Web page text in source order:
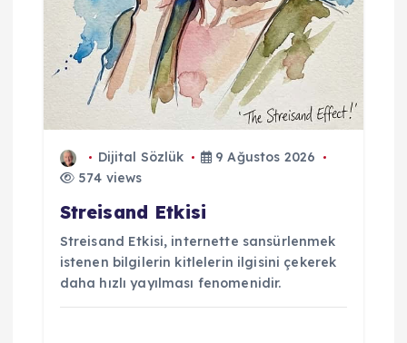
Dijital Sözlük
9 Ağustos 2026
574 views
Streisand Etkisi
Streisand Etkisi, internette sansürlenmek
istenen bilgilerin kitlelerin ilgisini çekerek
daha hızlı yayılması fenomenidir.